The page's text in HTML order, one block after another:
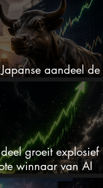
aandeel de
kid van 2026?
groeit explosief
winnaar van AI